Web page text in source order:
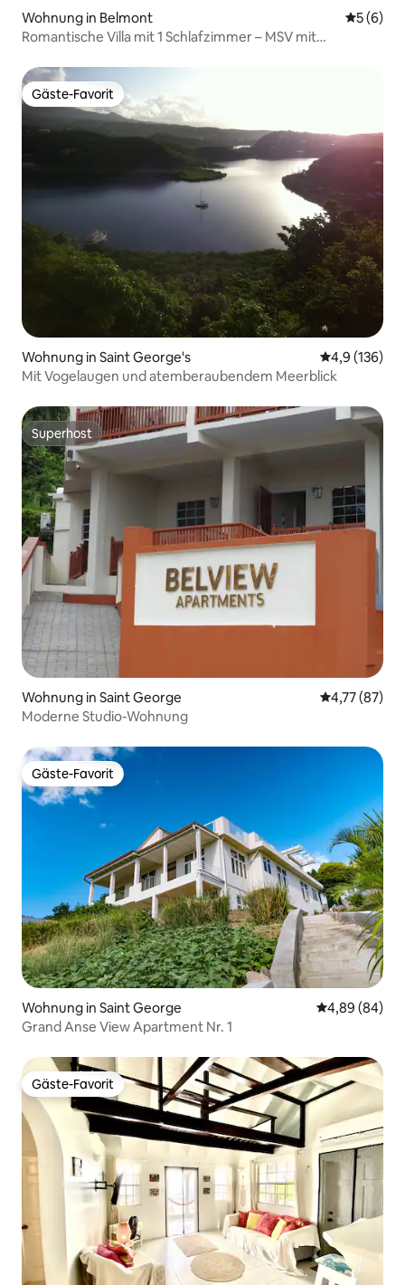
Wohnung in Belmont
5 (6)
Romantische Villa mit 1 Schlafzimmer – MSV mit
Gäste-Favorit
Gäste-Favorit
Wohnung in Saint George's
4,9 (136)
Mit Vogelaugen und atemberaubendem Meerblick
Superhost
Superhost
Wohnung in Saint George
4,77 (87)
Moderne Studio-Wohnung
Gäste-Favorit
Gäste-Favorit
Wohnung in Saint George
4,89 (84)
Grand Anse View Apartment Nr. 1
Gäste-Favorit
Gäste-Favorit